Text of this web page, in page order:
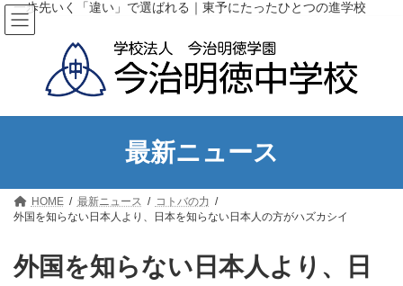
コ
ン
テ
キ
ナ
ビ
ゲ
に
一歩先いく「違い」で選ばれる｜東予にたったひとつの進学校
最新ニュース
HOME 最新ニュース
コトバの力
外国を知らない日本人より、日本を知らない日本人の方がハズカシイ
外国を知らない日本人より、日